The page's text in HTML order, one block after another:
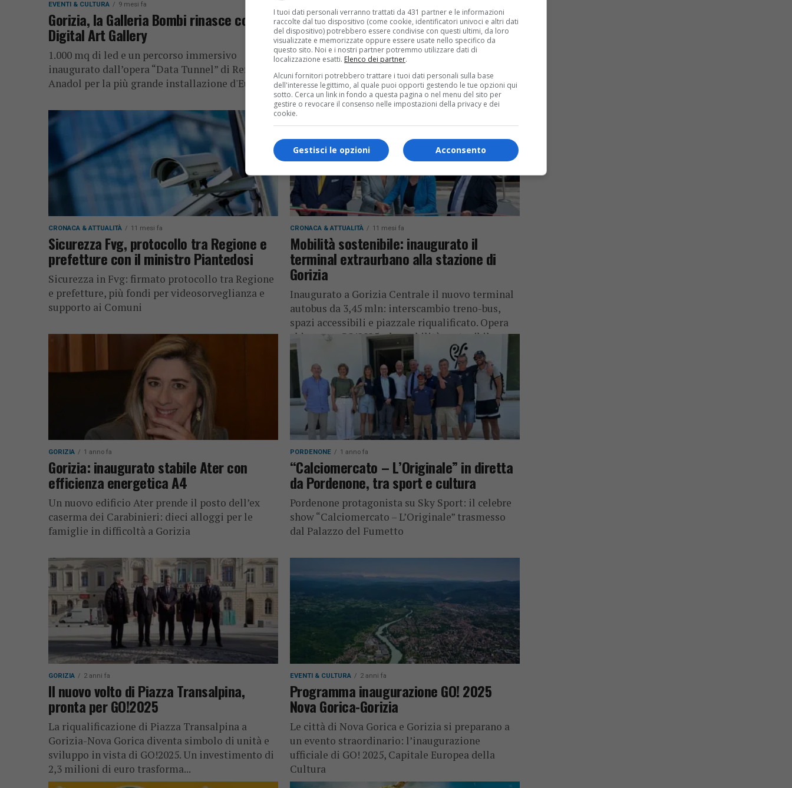
EVENTI & CULTURA 9 mesi fa
Gorizia, la Galleria Bombi rinasce come
Digital Art Gallery
1.000 mq di led e un percorso immersivo
inaugurato dall’opera “Data Tunnel” di Refik
Anadol per la più grande installazione d'Europa
Festival del Cambiamento Gorizia 2025:
programma e temi
Fedriga: «Il Festival del Cambiamento è un
appuntamento cruciale per riflettere su pace,
giustizia e futuro dell’Europa»
CRONACA & ATTUALITÀ 11 mesi fa
Sicurezza Fvg, protocollo tra Regione e
prefetture con il ministro Piantedosi
Sicurezza in Fvg: firmato protocollo tra Regione
e prefetture, più fondi per videosorveglianza e
supporto ai Comuni
CRONACA & ATTUALITÀ 11 mesi fa
Mobilità sostenibile: inaugurato il
terminal extraurbano alla stazione di
Gorizia
Inaugurato a Gorizia Centrale il nuovo terminal
autobus da 3,45 mln: interscambio treno-bus,
spazi accessibili e piazzale riqualificato. Opera
chiave per GO!2025 e la mobilità sostenibile...
GORIZIA 1 anno fa
Gorizia: inaugurato stabile Ater con
efficienza energetica A4
Un nuovo edificio Ater prende il posto dell’ex
caserma dei Carabinieri: dieci alloggi per le
famiglie in difficoltà a Gorizia
PORDENONE 1 anno fa
“Calciomercato – L’Originale” in diretta
da Pordenone, tra sport e cultura
Pordenone protagonista su Sky Sport: il celebre
show “Calciomercato – L’Originale” trasmesso
dal Palazzo del Fumetto
GORIZIA 2 anni fa
Il nuovo volto di Piazza Transalpina,
pronta per GO!2025
La riqualificazione di Piazza Transalpina a
Gorizia-Nova Gorica diventa simbolo di unità e
sviluppo in vista di GO!2025. Un investimento di
2,3 milioni di euro trasforma...
EVENTI & CULTURA 2 anni fa
Programma inaugurazione GO! 2025
Nova Gorica-Gorizia
Le città di Nova Gorica e Gorizia si preparano a
un evento straordinario: l’inaugurazione
ufficiale di GO! 2025, Capitale Europea della
Cultura
I tuoi dati personali verranno trattati da 431 partner e le informazioni
raccolte dal tuo dispositivo (come cookie, identificatori univoci e altri dati
del dispositivo) potrebbero essere condivise con questi ultimi, da loro
visualizzate e memorizzate oppure essere usate nello specifico da
questo sito. Noi e i nostri partner potremmo utilizzare dati di
localizzazione esatti. Elenco dei partner.
Alcuni fornitori potrebbero trattare i tuoi dati personali sulla base
dell'interesse legittimo, al quale puoi opporti gestendo le tue opzioni qui
sotto. Cerca un link in fondo a questa pagina o nel menu del sito per
gestire o revocare il consenso nelle impostazioni della privacy e dei
cookie.
Acconsento
Gestisci le opzioni